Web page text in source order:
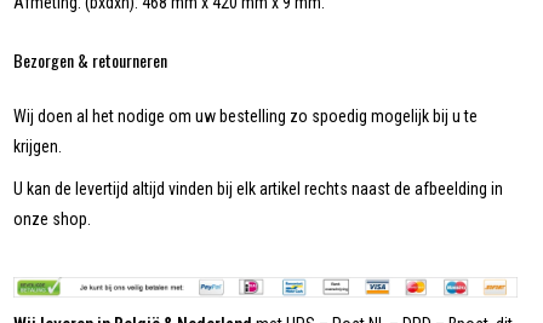
Bezorgen & retourneren
Wij doen al het nodige om uw bestelling zo spoedig mogelijk bij u te
krijgen.
U kan de levertijd altijd vinden bij elk artikel rechts naast de afbeelding in
onze shop.